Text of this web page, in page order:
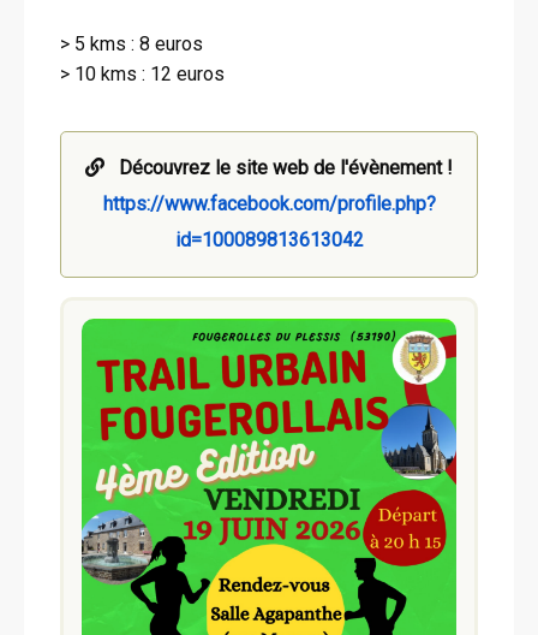
> 5 kms : 8 euros
> 10 kms : 12 euros
Découvrez le site web de l'évènement !
https://www.facebook.com/profile.php?
id=100089813613042